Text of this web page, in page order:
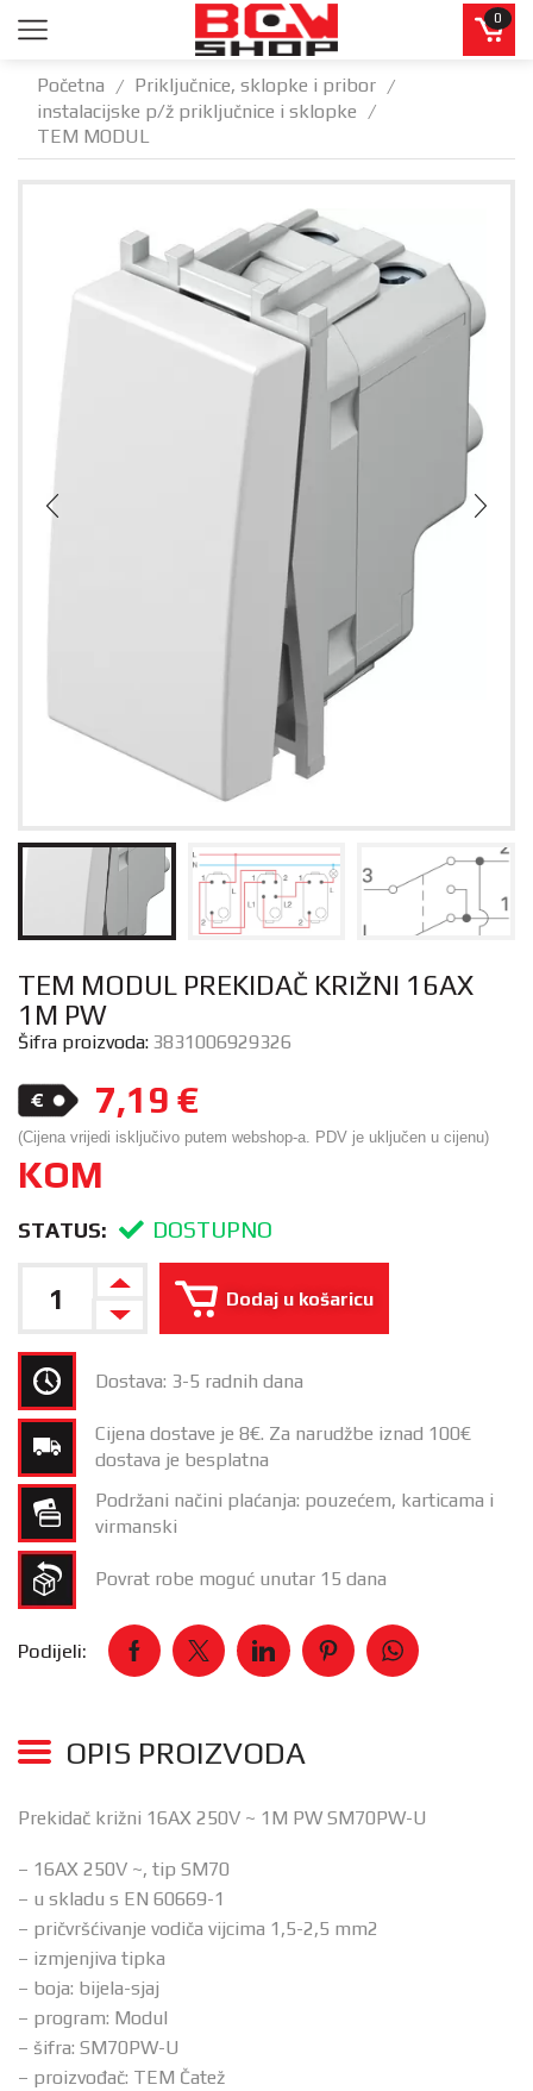
0
Početna / Priključnice, sklopke i pribor /
instalacijske p/ž priključnice i sklopke /
TEM MODUL
TEM MODUL PREKIDAČ KRIŽNI 16AX
1M PW
Šifra proizvoda: 3831006929326
7,19 €
(Cijena vrijedi isključivo putem webshop-a. PDV je uključen u cijenu)
KOM
STATUS: DOSTUPNO
Dodaj u košaricu
Dostava: 3-5 radnih dana
Cijena dostave je 8€. Za narudžbe iznad 100€
dostava je besplatna
Podržani načini plaćanja: pouzećem, karticama i
virmanski
Povrat robe moguć unutar 15 dana
Podijeli:
OPIS PROIZVODA
Prekidač križni 16AX 250V ~ 1M PW SM70PW-U
– 16AX 250V ~, tip SM70
– u skladu s EN 60669-1
– pričvršćivanje vodiča vijcima 1,5-2,5 mm2
– izmjenjiva tipka
– boja: bijela-sjaj
– program: Modul
– šifra: SM70PW-U
– proizvođač: TEM Čatež